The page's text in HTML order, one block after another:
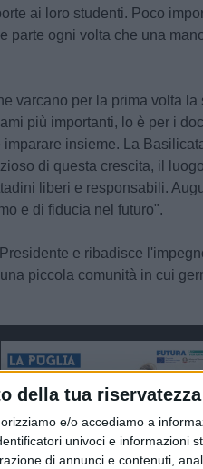
della tua
e/o accediamo a
univoci e informazioni
di annunci e contenuti,
ai loro studenti. Poco
parte ogni volta che una
varcano per la prima volta la
più importanti, lo è per i
insieme. La
di questa crescita, il
liberi e responsabili.
e di fiducia nel futuro".
e ribadisce
piccola comunità in cui